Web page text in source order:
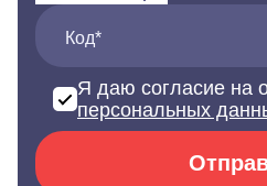
Код*
Я даю согласие на
персональных